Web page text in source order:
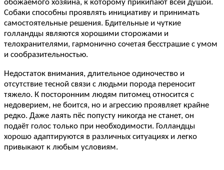
обожаемого хозяина, к которому прикипают всей душой.
Собаки способны проявлять инициативу и принимать
самостоятельные решения. Бдительные и чуткие
голландцы являются хорошими сторожами и
телохранителями, гармонично сочетая бесстрашие с умом
и сообразительностью.
Недостаток внимания, длительное одиночество и
отсутствие тесной связи с людьми порода переносит
тяжело. К посторонним людям питомец относится с
недоверием, не боится, но и агрессию проявляет крайне
редко. Даже лаять пёс попусту никогда не станет, он
подаёт голос только при необходимости. Голландцы
хорошо адаптируются в различных ситуациях и легко
привыкают к любым условиям.